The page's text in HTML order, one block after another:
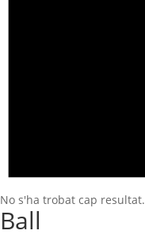
No s'ha trobat cap resultat.
Ball